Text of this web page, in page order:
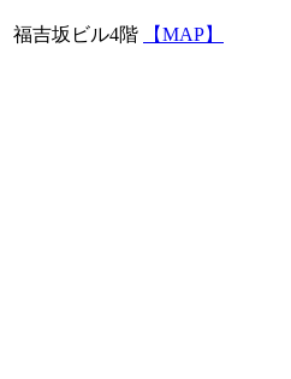
福吉坂ビル4階 【MAP】